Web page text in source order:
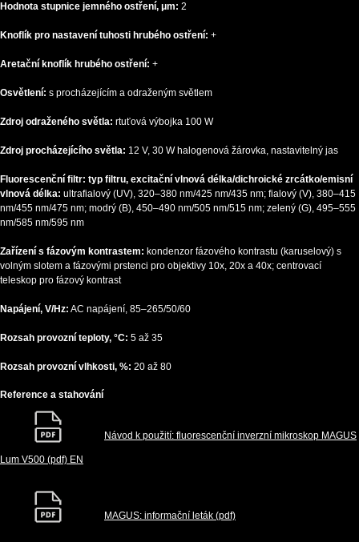
Hodnota stupnice jemného ostření, μm: 2
Knoflík pro nastavení tuhosti hrubého ostření: +
Aretační knoflík hrubého ostření: +
Osvětlení: s procházejícím a odraženým světlem
Zdroj odraženého světla: rtuťová výbojka 100 W
Zdroj procházejícího světla: 12 V, 30 W halogenová žárovka, nastavitelný jas
Fluorescenční filtr: typ filtru, excitační vlnová délka/dichroické zrcátko/emisní
vlnová délka: ultrafialový (UV), 320–380 nm/425 nm/435 nm; fialový (V), 380–415
nm/455 nm/475 nm; modrý (B), 450–490 nm/505 nm/515 nm; zelený (G), 495–555
nm/585 nm/595 nm
Zařízení s fázovým kontrastem: kondenzor fázového kontrastu (karuselový) s
volným slotem a fázovými prstenci pro objektivy 10x, 20x a 40x; centrovací
teleskop pro fázový kontrast
Napájení, V/Hz: AC napájení, 85–265/50/60
Rozsah provozní teploty, °C: 5 až 35
Rozsah provozní vlhkosti, %: 20 až 80
Reference a stahování
Návod k použití: fluorescenční inverzní mikroskop MAGUS
Lum V500 (pdf) EN
MAGUS: informační leták (pdf)